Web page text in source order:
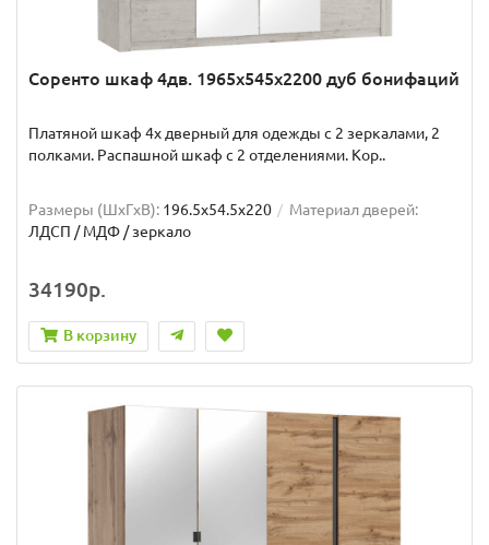
Соренто шкаф 4дв. 1965x545x2200 дуб бонифаций
Платяной шкаф 4х дверный для одежды с 2 зеркалами, 2
полками. Распашной шкаф с 2 отделениями. Кор..
Размеры (ШxГxВ): 196.5x54.5x220
Материал дверей:
ЛДСП / МДФ / зеркало
34190р.
В корзину